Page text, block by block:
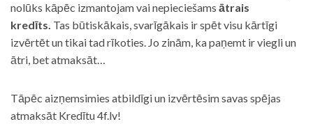
nolūks kāpēc izmantojam vai nepieciešams ātrais
kredīts. Tas būtiskākais, svarīgākais ir spēt visu kārtīgi
izvērtēt un tikai tad rīkoties. Jo zinām, ka paņemt ir viegli un
ātri, bet atmaksāt…
Tāpēc aizņemsimies atbildīgi un izvērtēsim savas spējas
atmaksāt Kredītu 4f.lv!